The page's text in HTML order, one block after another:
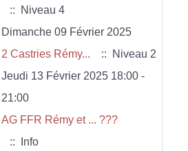
:: Niveau 4
Dimanche 09 Février 2025
2 Castries Rémy...
:: Niveau 2
Jeudi 13 Février 2025 18:00 -
21:00
AG FFR Rémy et ... ???
:: Info